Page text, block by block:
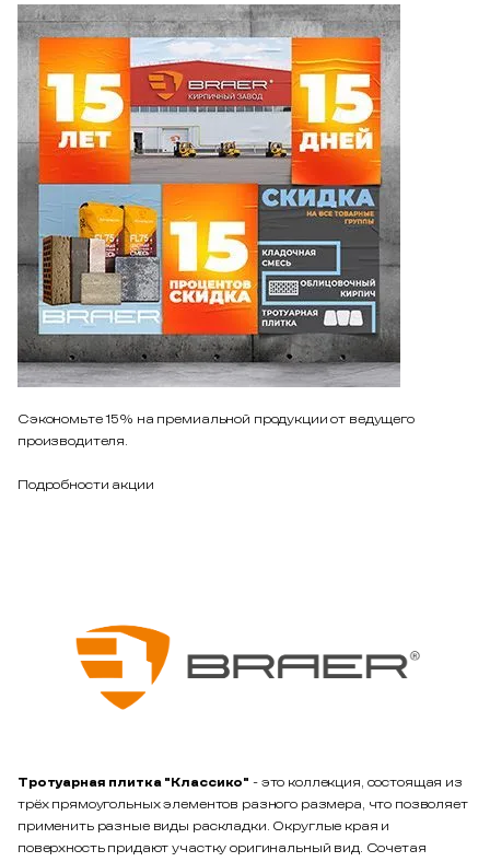
Сэкономьте 15% на премиальной продукции от ведущего
производителя.
Подробности акции
Тротуарная плитка "Классико" - это коллекция, состоящая из
трёх прямоугольных элементов разного размера, что позволяет
применить разные виды раскладки. Округлые края и
поверхность придают участку оригинальный вид. Сочетая